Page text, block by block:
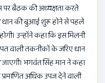
पर बैठक की अध्यक्षता करते
धान की बुआई शुरू होने से पहले
उन्होंने कहा कि इस मिलनी
वाली तकनीकों के जरिए धान
भगवंत सिंह मान ने कहा
प्रमाणित अधिक उपज देने वाली